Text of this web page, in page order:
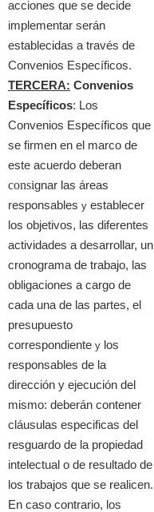
acciones que se decide
implementar serán
establecidas a través de
Convenios Específicos.
TERCERA: Convenios
Específicos: Los
Convenios Específicos que
se firmen en el marco de
este acuerdo deberan
consignar las áreas
responsables y establecer
los objetivos, las diferentes
actividades a desarrollar, un
cronograma de trabajo, las
obligaciones a cargo de
cada una de las partes, el
presupuesto
correspondiente y los
responsables de la
dirección y ejecución del
mismo: deberán contener
cl áusulas especificas del
resguardo de la propiedad
intelectual o de resultado de
los trabajos que se realicen.
En caso contrario, los